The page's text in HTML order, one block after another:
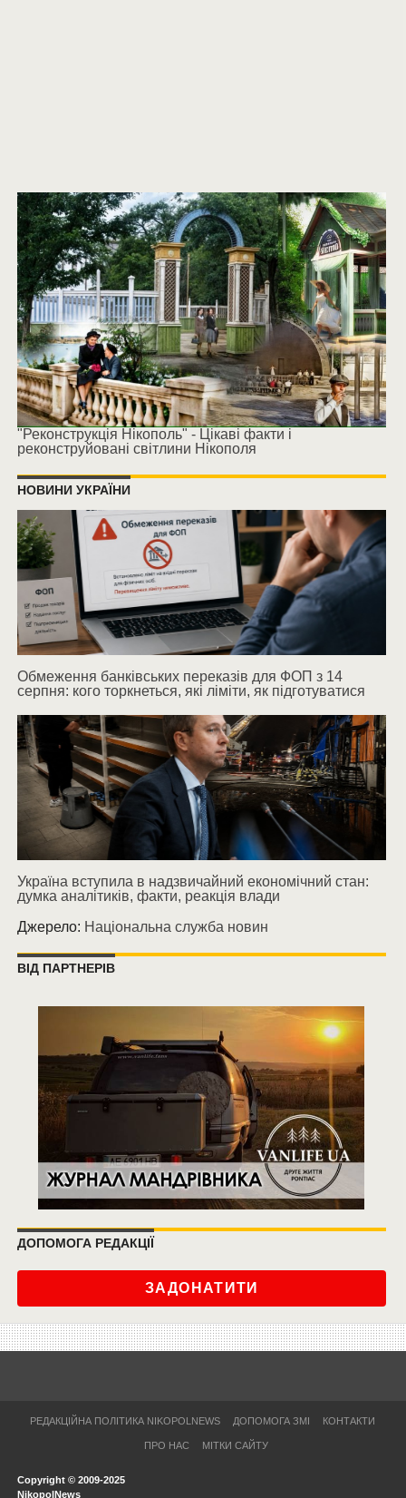
"Реконструкція Нікополь" - Цікаві факти і
реконструйовані світлини Нікополя
НОВИНИ УКРАЇНИ
Обмеження банківських переказів для ФОП з 14
серпня: кого торкнеться, які ліміти, як підготуватися
Україна вступила в надзвичайний економічний стан:
думка аналітиків, факти, реакція влади
Джерело: Національна служба новин
ВІД ПАРТНЕРІВ
ДОПОМОГА РЕДАКЦІЇ
ЗАДОНАТИТИ
РЕДАКЦІЙНА ПОЛІТИКА NIKOPOLNEWS ДОПОМОГА ЗМІ КОНТАКТИ
ПРО НАС МІТКИ САЙТУ
Copyright © 2009-2025
NikopolNews